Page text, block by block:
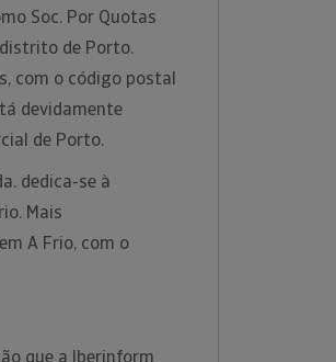
Soc. Por Quotas
de Porto.
com o código postal
devidamente
de Porto.
dedica-se à
Mais
A Frio, com o
que a Iberinform